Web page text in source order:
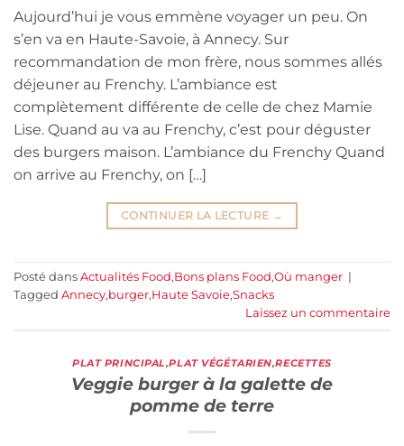
Aujourd’hui je vous emmène voyager un peu. On
s’en va en Haute-Savoie, à Annecy. Sur
recommandation de mon frère, nous sommes allés
déjeuner au Frenchy. L’ambiance est
complètement différente de celle de chez Mamie
Lise. Quand au va au Frenchy, c’est pour déguster
des burgers maison. L’ambiance du Frenchy Quand
on arrive au Frenchy, on […]
CONTINUER LA LECTURE →
Posté dans Actualités Food,Bons plans Food,Où manger |
Tagged Annecy,burger,Haute Savoie,Snacks
Laissez un commentaire
PLAT PRINCIPAL,PLAT VÉGÉTARIEN,RECETTES
Veggie burger à la galette de
pomme de terre